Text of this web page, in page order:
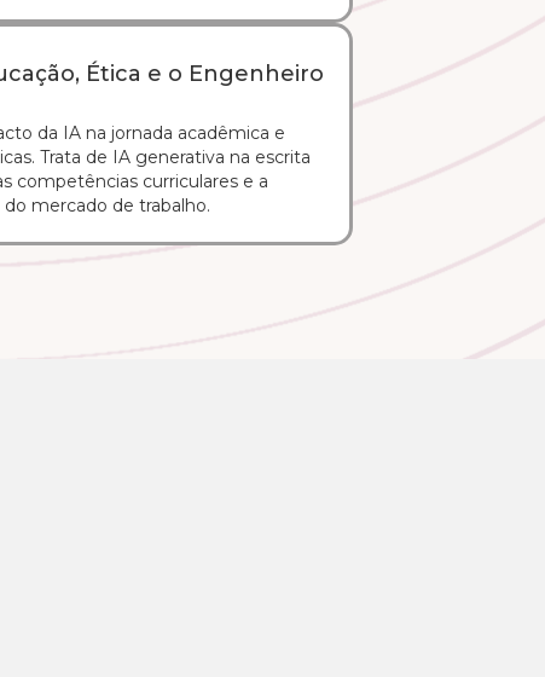
Ética e o Engenheiro
da IA na jornada acadêmica e
Trata de IA generativa na escrita
competências curriculares e a
mercado de trabalho.